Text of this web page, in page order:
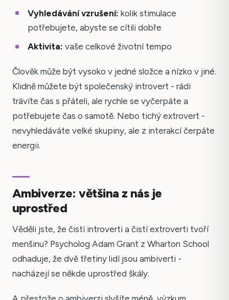
Vyhledávání vzrušení: kolik stimulace
potřebujete, abyste se cítili dobře
Aktivita: vaše celkové životní tempo
Člověk může být vysoko v jedné složce a nízko v jiné.
Klidně můžete být společenský introvert - rádi
trávíte čas s přáteli, ale rychle se vyčerpáte a
potřebujete čas o samotě. Nebo tichý extrovert -
nevyhledáváte velké skupiny, ale z interakcí čerpáte
energii.
Ambiverze: většina z nás je
uprostřed
Věděli jste, že čistí introverti a čistí extroverti tvoří
menšinu? Psycholog Adam Grant z Wharton School
odhaduje, že dvě třetiny lidí jsou ambiverti -
nacházejí se někde uprostřed škály.